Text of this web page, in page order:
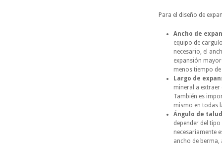
Para el diseño de
Ancho de
equipo de
necesario, el
expansión
menos tiempo
Largo de
mineral a extraer
También es
mismo en todas
Ángulo de
depender del
necesariamente
ancho de